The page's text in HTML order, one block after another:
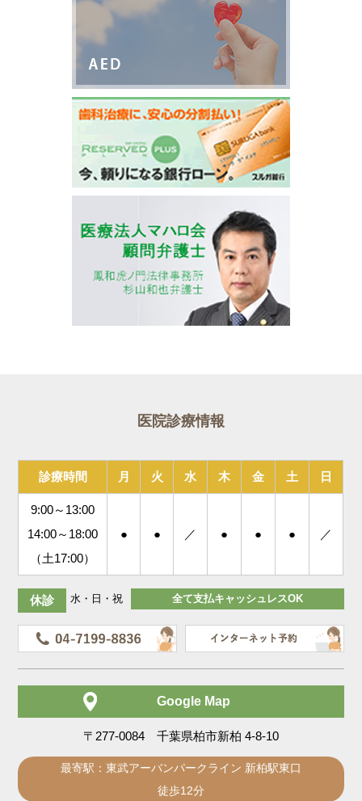
医院診療情報
診療時間 月 火 水 木 金 土 日
9:00～13:00
14:00～18:00
（土17:00）
● ● ／ ● ● ● ／
休診 水・日・祝 全て支払キャッシュレスOK
Google Map
〒277-0084 千葉県柏市新柏 4-8-10
最寄駅：東武アーバンパークライン 新柏駅東口
徒歩12分